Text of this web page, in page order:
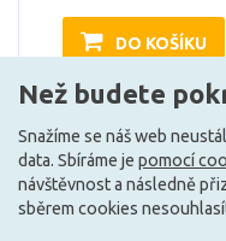
DO KOŠÍKU
Může být u Vás 16. 9.
Než budete
Snažíme se náš web
data. Sbíráme je pomocí
návštěvnost a následně
sběrem cookies